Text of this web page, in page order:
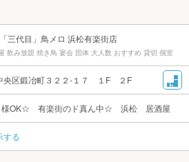
三代目」鳥メロ 浜松有楽街店
飲み放題 焼き鳥 宴会 団体 大人数 おすすめ 貸切 個室
央区鍛冶町３２２‐１７ １F ２F
様OK☆ 有楽街のド真ん中☆ 浜松 居酒屋
する